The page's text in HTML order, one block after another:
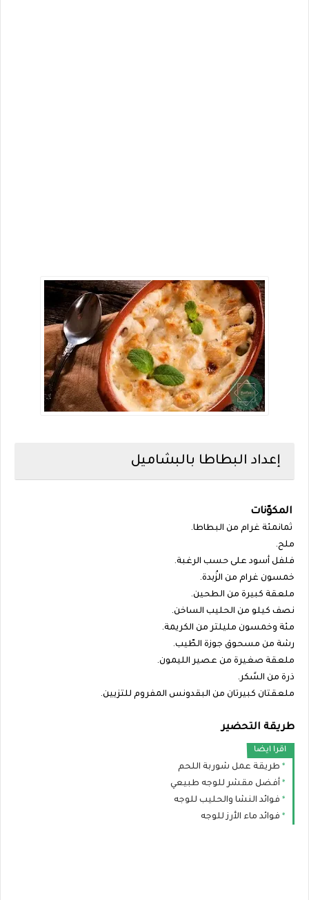
إعداد البطاطا بالبشاميل
المكوّنات
ثمانمئة غرام من البطاطا.
ملح.
فلفل أسود على حسب الرغبة.
خمسون غرام من الزُبدة.
ملعقة كبيرة من الطحين.
نصف كيلو من الحليب الساخن.
مئة وخمسون مليلتر من الكريمة.
رشة من مسحوق جوزة الطّيب.
ملعقة صغيرة من عصير الليمون.
ذرة من السًكر.
ملعقتان كبيرتان من البقدونس المفروم للتزيين.
طريقة التحضير
اقرا ايضا
طريقة عمل شوربة اللحم
أفضل مقشر للوجه طبيعي
فوائد النشا والحليب للوجه
فوائد ماء الأرز للوجه